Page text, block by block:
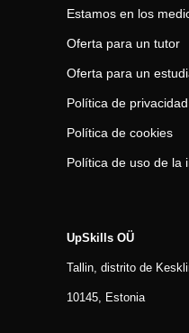
Estamos en los
Oferta para un tutor
Oferta para un
Política de privacidad
Política de cookies
Política de uso de la
UpSkills OÜ
Tallin, distrito de
10145, Estonia